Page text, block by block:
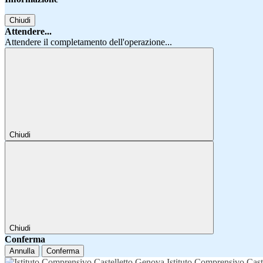
Chiudi
Attendere...
Attendere il completamento dell'operazione...
Chiudi
Chiudi
Conferma
Annulla Conferma